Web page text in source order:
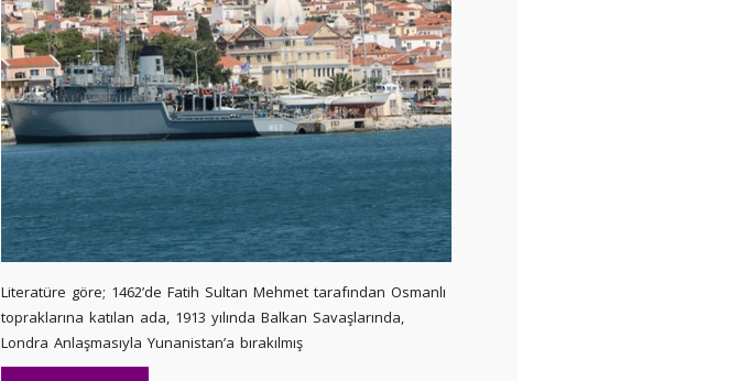
Literatüre göre; 1462’de Fatih Sultan Mehmet tarafından Osmanlı
topraklarına katılan ada, 1913 yılında Balkan Savaşlarında,
Londra Anlaşmasıyla Yunanistan’a bırakılmış